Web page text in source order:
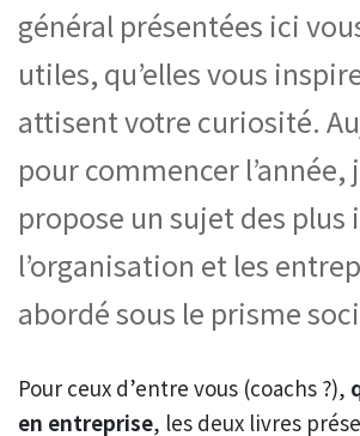
général présentées ici
utiles, qu’elles vous
attisent votre curiosité.
pour commencer l’année,
propose un sujet des plus
l’organisation et les
abordé sous le prisme
Pour ceux d’entre vous (coachs ?),
en entreprise, les deux livres